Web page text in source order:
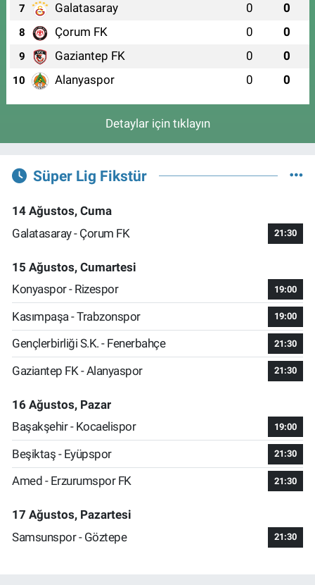
7 Galatasaray 0 0
8 Çorum FK 0 0
9 Gaziantep FK 0 0
10 Alanyaspor 0 0
Detaylar için tıklayın
Süper Lig Fikstür
14 Ağustos, Cuma
Galatasaray - Çorum FK
21:30
15 Ağustos, Cumartesi
Konyaspor - Rizespor
19:00
Kasımpaşa - Trabzonspor 19:00
Gençlerbirliği S.K. - Fenerbahçe 21:30
Gaziantep FK - Alanyaspor 21:30
16 Ağustos, Pazar
Başakşehir - Kocaelispor
19:00
Beşiktaş - Eyüpspor 21:30
Amed - Erzurumspor FK 21:30
17 Ağustos, Pazartesi
Samsunspor - Göztepe
21:30